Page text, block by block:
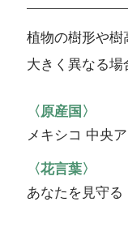
植物の樹形や樹
大きく異なる場
〈原産国〉
メキシコ 中央
〈花言葉〉
あなたを見守る